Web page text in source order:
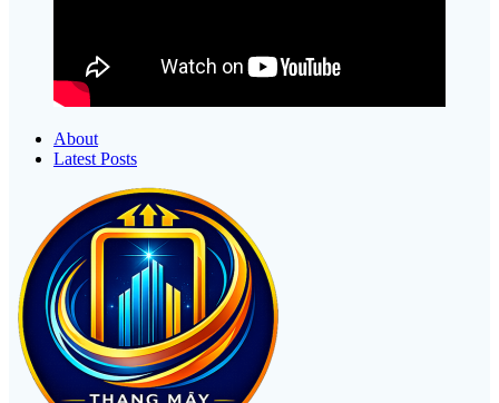
About
Latest Posts